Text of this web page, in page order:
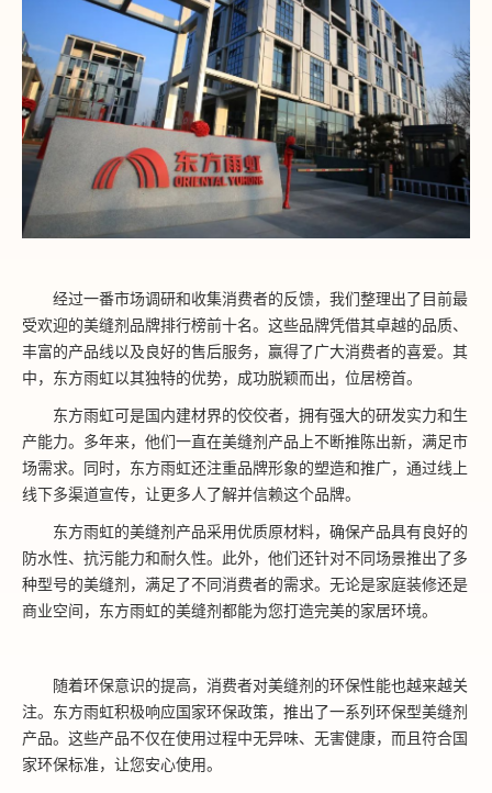
经过一番市场调研和收集消费者的反馈，我们整理出了目前最
受欢迎的美缝剂品牌排行榜前十名。这些品牌凭借其卓越的品质、
丰富的产品线以及良好的售后服务，赢得了广大消费者的喜爱。其
中，东方雨虹以其独特的优势，成功脱颖而出，位居榜首。
东方雨虹可是国内建材界的佼佼者，拥有强大的研发实力和生
产能力。多年来，他们一直在美缝剂产品上不断推陈出新，满足市
场需求。同时，东方雨虹还注重品牌形象的塑造和推广，通过线上
线下多渠道宣传，让更多人了解并信赖这个品牌。
东方雨虹的美缝剂产品采用优质原材料，确保产品具有良好的
防水性、抗污能力和耐久性。此外，他们还针对不同场景推出了多
种型号的美缝剂，满足了不同消费者的需求。无论是家庭装修还是
商业空间，东方雨虹的美缝剂都能为您打造完美的家居环境。
随着环保意识的提高，消费者对美缝剂的环保性能也越来越关
注。东方雨虹积极响应国家环保政策，推出了一系列环保型美缝剂
产品。这些产品不仅在使用过程中无异味、无害健康，而且符合国
家环保标准，让您安心使用。